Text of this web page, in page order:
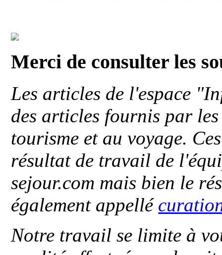
Merci de consulter les
Les articles de l'espace
des articles fournis par
tourisme et au voyage.
résultat de travail de
sejour.com mais bien le
également appellé
Notre travail se limite à